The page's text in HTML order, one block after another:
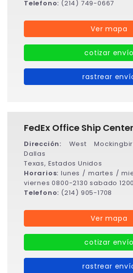
Telefono: (214) 749-0667
Ver mapa
cotizar envío
rastrear
FedEx Office Ship Center
Dirección: West
Dallas
Texas, Estados Unidos
Horarios:lunes / martes /
viernes 0800-2130 sabado
Telefono: (214) 905-1708
Ver mapa
cotizar envío
rastrear